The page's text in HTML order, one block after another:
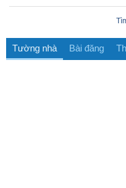
Tường nhà Bài đăng